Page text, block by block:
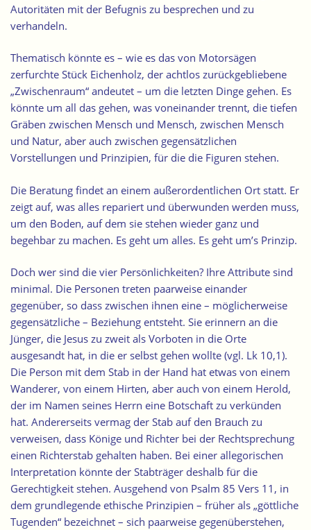
Autoritäten mit der Befugnis zu besprechen und zu
verhandeln.
Thematisch könnte es – wie es das von Motorsägen
zerfurchte Stück Eichenholz, der achtlos zurückgebliebene
„Zwischenraum“ andeutet – um die letzten Dinge gehen. Es
könnte um all das gehen, was voneinander trennt, die tiefen
Gräben zwischen Mensch und Mensch, zwischen Mensch
und Natur, aber auch zwischen gegensätzlichen
Vorstellungen und Prinzipien, für die die Figuren stehen.
Die Beratung findet an einem außerordentlichen Ort statt. Er
zeigt auf, was alles repariert und überwunden werden muss,
um den Boden, auf dem sie stehen wieder ganz und
begehbar zu machen. Es geht um alles. Es geht um’s Prinzip.
Doch wer sind die vier Persönlichkeiten? Ihre Attribute sind
minimal. Die Personen treten paarweise einander
gegenüber, so dass zwischen ihnen eine – möglicherweise
gegensätzliche – Beziehung entsteht. Sie erinnern an die
Jünger, die Jesus zu zweit als Vorboten in die Orte
ausgesandt hat, in die er selbst gehen wollte (vgl. Lk 10,1).
Die Person mit dem Stab in der Hand hat etwas von einem
Wanderer, von einem Hirten, aber auch von einem Herold,
der im Namen seines Herrn eine Botschaft zu verkünden
hat. Andererseits vermag der Stab auf den Brauch zu
verweisen, dass Könige und Richter bei der Rechtsprechung
einen Richterstab gehalten haben. Bei einer allegorischen
Interpretation könnte der Stabträger deshalb für die
Gerechtigkeit stehen. Ausgehend von Psalm 85 Vers 11, in
dem grundlegende ethische Prinzipien – früher als „göttliche
Tugenden“ bezeichnet – sich paarweise gegenüberstehen,